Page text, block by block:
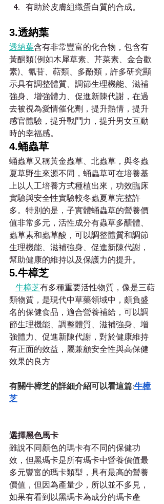
有助於皮膚組織蛋白質的合成。
3.透納葉
透納葉含有非常豐富的化合物，包含有
黃酮類(例如木犀草素、芹菜素、金合歡
素)、氰苷、萜類、多酚類，許多研究顯
示具有調整體質、調節生理機能、滋補
強身、增強體力、促進新陳代謝，在過
去被視為愛情催化劑，提升熱情，提升
感官體驗，提升戰鬥力，提升男女互動
時的幸福感。
4.蛹蟲草
蛹蟲草又稱黃金蟲草、北蟲草，與冬蟲
夏草野生來源不同，蛹蟲草可在培養基
上以人工培養方式種植出來，功效臨床
實驗與安全性實驗較冬蟲夏草完整許
多。特別的是，子實體蛹蟲草的營養價
值非常多元，活性成分有蟲草多醣體、
蟲草素和蟲草酸，可以調整體質和調節
生理機能、滋補強身、促進新陳代謝，
幫助健康的維持以及保護力的提升。
5.牛樟芝
牛樟芝有多種重要活性物質，像是三萜
類物質，是現代中草藥領域中，頗負盛
名的保健食品，適合營養補給，可以調
節生理機能、調整體質、滋補強身、增
強體力、促進新陳代謝，對於健康維持
有正面的效益，屬兼顧安全性與高保健
效果的良方
有關牛樟芝的詳細介紹可以看這篇:牛樟
芝
選擇黑色馬卡
雖說不同顏色的瑪卡有不同的保健功
效，但黑瑪卡是所有瑪卡中營養價值最
多元豐富的瑪卡類型，具有最高的營養
價值，但因為產量少，所以並不多見，
如果有看到以黑瑪卡為成分的瑪卡產